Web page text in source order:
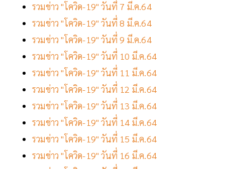
รวมข่าว "โควิด-19" วันที่ 7 มี.ค.64
รวมข่าว "โควิด-19" วันที่ 8 มี.ค.64
รวมข่าว "โควิด-19" วันที่ 9 มี.ค.64
รวมข่าว "โควิด-19" วันที่ 10 มี.ค.64
รวมข่าว "โควิด-19" วันที่ 11 มี.ค.64
รวมข่าว "โควิด-19" วันที่ 12 มี.ค.64
รวมข่าว "โควิด-19" วันที่ 13 มี.ค.64
รวมข่าว "โควิด-19" วันที่ 14 มี.ค.64
รวมข่าว "โควิด-19" วันที่ 15 มี.ค.64
รวมข่าว "โควิด-19" วันที่ 16 มี.ค.64